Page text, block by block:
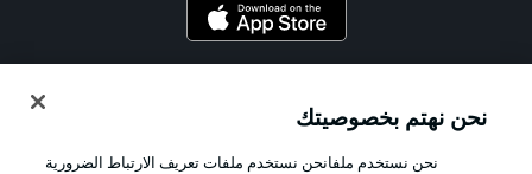
نحن نهتم بخصوصيتك
نحن نستخدم ملفانحن نستخدم ملفات تعريف الارتباط الضرورية